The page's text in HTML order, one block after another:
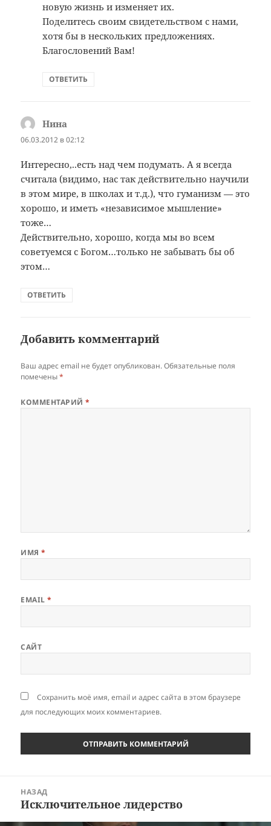
новую жизнь и изменяет их.
Поделитесь своим свидетельством с нами,
хотя бы в нескольких предложениях.
Благословений Вам!
ОТВЕТИТЬ
Нина
06.03.2012 в 02:12
Интересно,..есть над чем подумать. А я всегда
считала (видимо, нас так действительно научили
в этом мире, в школах и т.д.), что гуманизм — это
хорошо, и иметь «независимое мышление»
тоже…
Действительно, хорошо, когда мы во всем
советуемся с Богом…только не забывать бы об
этом…
ОТВЕТИТЬ
Добавить комментарий
Ваш адрес email не будет опубликован. Обязательные поля
помечены*
КОММЕНТАРИЙ*
ИМЯ*
EMAIL*
САЙТ
Сохранить моё имя, email и адрес сайта в этом браузере
для последующих моих комментариев.
записям
НАЗАД
Предыдущая
запись:
Исключительное лидерство